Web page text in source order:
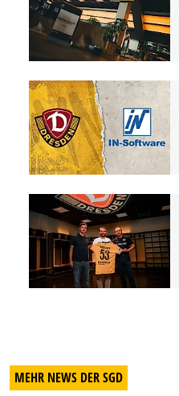
MEHR NEWS DER SGD